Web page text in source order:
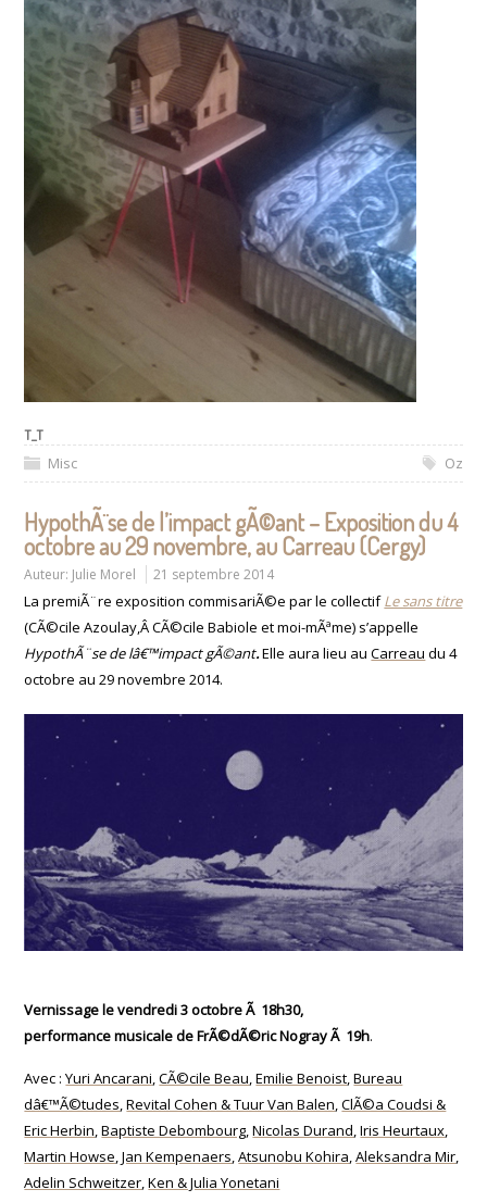
T_T
Misc Oz
HypothÃ¨se de l’impact gÃ©ant – Exposition du 4
octobre au 29 novembre, au Carreau (Cergy)
Auteur: Julie Morel 21 septembre 2014
La premiÃ¨re exposition commisariÃ©e par le collectifLe sans titre
(CÃ©cile Azoulay,ÂCÃ©cile Babiole et moi-mÃªme) s’appelle
HypothÃ¨se de lâ€™impact gÃ©ant.Elle aura lieu auCarreau du 4
octobre au 29 novembre 2014.
Vernissage le vendredi 3 octobre Ã 18h30,
performance musicale de FrÃ©dÃ©ric Nogray Ã 19h.
Avec :Yuri Ancarani,CÃ©cile Beau,Emilie Benoist,Bureau
dâ€™Ã©tudes,Revital Cohen & Tuur Van Balen,ClÃ©a Coudsi &
Eric Herbin,Baptiste Debombourg,Nicolas Durand,Iris Heurtaux,
Martin Howse,Jan Kempenaers,Atsunobu Kohira,Aleksandra Mir,
Adelin Schweitzer,Ken & Julia Yonetani